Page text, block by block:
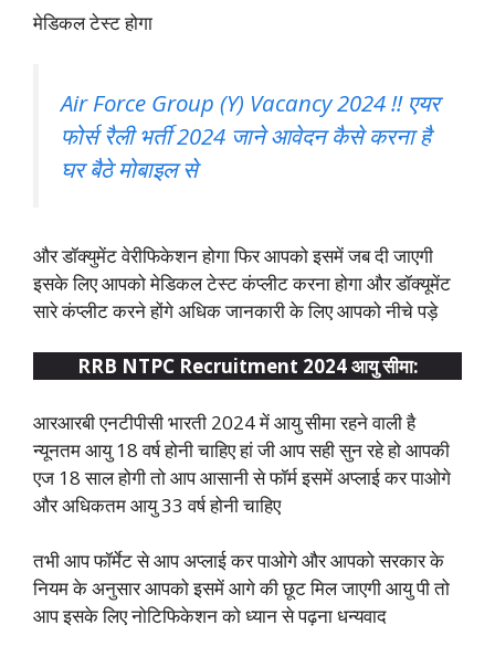
मेडिकल टेस्ट होगा
Air Force Group (Y) Vacancy 2024 !! एयर
फोर्स रैली भर्ती 2024 जाने आवेदन कैसे करना है
घर बैठे मोबाइल से
और डॉक्युमेंट वेरीफिकेशन होगा फिर आपको इसमें जब दी जाएगी
इसके लिए आपको मेडिकल टेस्ट कंप्लीट करना होगा और डॉक्यूमेंट
सारे कंप्लीट करने होंगे अधिक जानकारी के लिए आपको नीचे पड़े
RRB NTPC Recruitment 2024 आयु सीमा:
आरआरबी एनटीपीसी भारती 2024 में आयु सीमा रहने वाली है
न्यूनतम आयु 18 वर्ष होनी चाहिए हां जी आप सही सुन रहे हो आपकी
एज 18 साल होगी तो आप आसानी से फॉर्म इसमें अप्लाई कर पाओगे
और अधिकतम आयु 33 वर्ष होनी चाहिए
तभी आप फॉर्मेट से आप अप्लाई कर पाओगे और आपको सरकार के
नियम के अनुसार आपको इसमें आगे की छूट मिल जाएगी आयु पी तो
आप इसके लिए नोटिफिकेशन को ध्यान से पढ़ना धन्यवाद